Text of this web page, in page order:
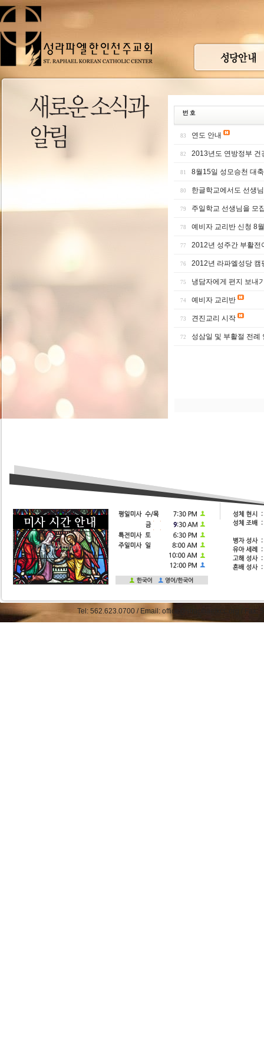
83 연도 안내
82 2013년도 연방정부 건
81 8월15일 성모승천 대
80 한글학교에서도 선생
79 주일학교 선생님을 모
78 예비자 교리반 신청 8
77 2012년 성주간 부활전
76 2012년 라파엘성당 캠
75 냉담자에게 편지 보내
74 예비자 교리반
73 견진교리 시작
72 성삼일 및 부활절 전례
Tel: 562.623.0700 / Email: office@straphaelkcc.org /